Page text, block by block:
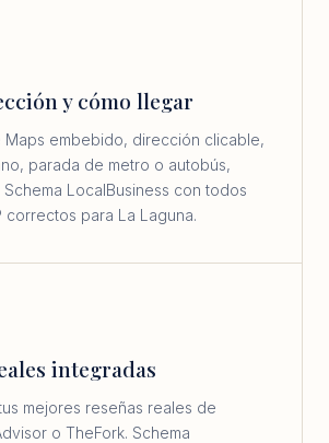
y cómo llegar
Maps embebido, dirección clicable,
parada de metro o autobús,
LocalBusiness con todos
correctos para La Laguna.
integradas
mejores reseñas reales de
o TheFork. Schema